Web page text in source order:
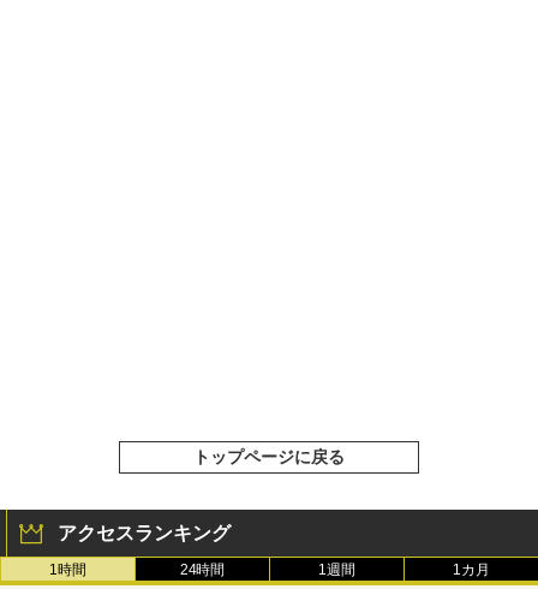
トップページに戻る
アクセスランキング
1時間 24時間 1週間 1カ月